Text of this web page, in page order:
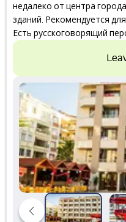
недалеко от центра
зданий. Рекомендуется
Есть русскоговорящий